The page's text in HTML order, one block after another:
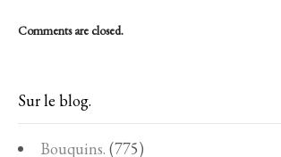
Comments are closed.
Sur le blog.
Bouquins. (775)